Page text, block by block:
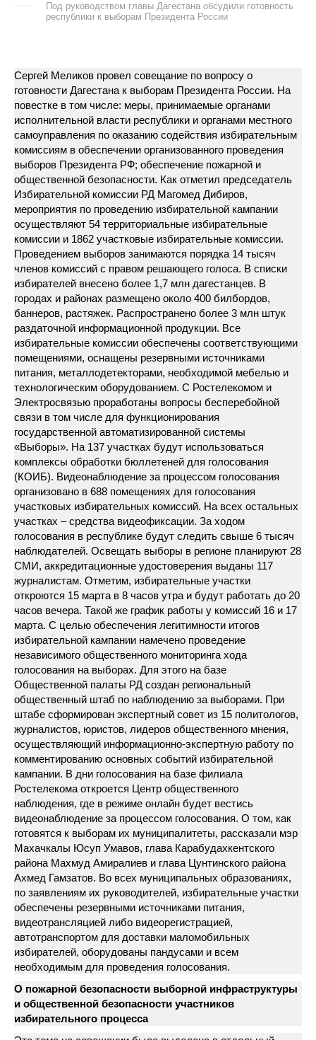
Под руководством главы Дагестана обсудили готовность
республики к выборам Президента России
Сергей Меликов провел совещание по вопросу о
готовности Дагестана к выборам Президента России. На
повестке в том числе: меры, принимаемые органами
исполнительной власти республики и органами местного
самоуправления по оказанию содействия избирательным
комиссиям в обеспечении организованного проведения
выборов Президента РФ; обеспечение пожарной и
общественной безопасности. Как отметил председатель
Избирательной комиссии РД Магомед Дибиров,
мероприятия по проведению избирательной кампании
осуществляют 54 территориальные избирательные
комиссии и 1862 участковые избирательные комиссии.
Проведением выборов занимаются порядка 14 тысяч
членов комиссий с правом решающего голоса. В списки
избирателей внесено более 1,7 млн дагестанцев. В
городах и районах размещено около 400 билбордов,
баннеров, растяжек. Распространено более 3 млн штук
раздаточной информационной продукции. Все
избирательные комиссии обеспечены соответствующими
помещениями, оснащены резервными источниками
питания, металлодетекторами, необходимой мебелью и
технологическим оборудованием. С Ростелекомом и
Электросвязью проработаны вопросы бесперебойной
связи в том числе для функционирования
государственной автоматизированной системы
«Выборы». На 137 участках будут использоваться
комплексы обработки бюллетеней для голосования
(КОИБ). Видеонаблюдение за процессом голосования
организовано в 688 помещениях для голосования
участковых избирательных комиссий. На всех остальных
участках – средства видеофиксации. За ходом
голосования в республике будут следить свыше 6 тысяч
наблюдателей. Освещать выборы в регионе планируют 28
СМИ, аккредитационные удостоверения выданы 117
журналистам. Отметим, избирательные участки
откроются 15 марта в 8 часов утра и будут работать до 20
часов вечера. Такой же график работы у комиссий 16 и 17
марта. С целью обеспечения легитимности итогов
избирательной кампании намечено проведение
независимого общественного мониторинга хода
голосования на выборах. Для этого на базе
Общественной палаты РД создан региональный
общественный штаб по наблюдению за выборами. При
штабе сформирован экспертный совет из 15 политологов,
журналистов, юристов, лидеров общественного мнения,
осуществляющий информационно-экспертную работу по
комментированию основных событий избирательной
кампании. В дни голосования на базе филиала
Ростелекома откроется Центр общественного
наблюдения, где в режиме онлайн будет вестись
видеонаблюдение за процессом голосования. О том, как
готовятся к выборам их муниципалитеты, рассказали мэр
Махачкалы Юсуп Умавов, глава Карабудахкентского
района Махмуд Амиралиев и глава Цунтинского района
Ахмед Гамзатов. Во всех муниципальных образованиях,
по заявлениям их руководителей, избирательные участки
обеспечены резервными источниками питания,
видеотрансляцией либо видеорегистрацией,
автотранспортом для доставки маломобильных
избирателей, оборудованы пандусами и всем
необходимым для проведения голосования.
О пожарной безопасности выборной инфраструктуры
и общественной безопасности участников
избирательного процесса